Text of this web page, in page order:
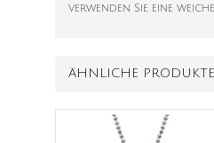
verwenden Sie eine
ÄHNLICHE PRODUKTE